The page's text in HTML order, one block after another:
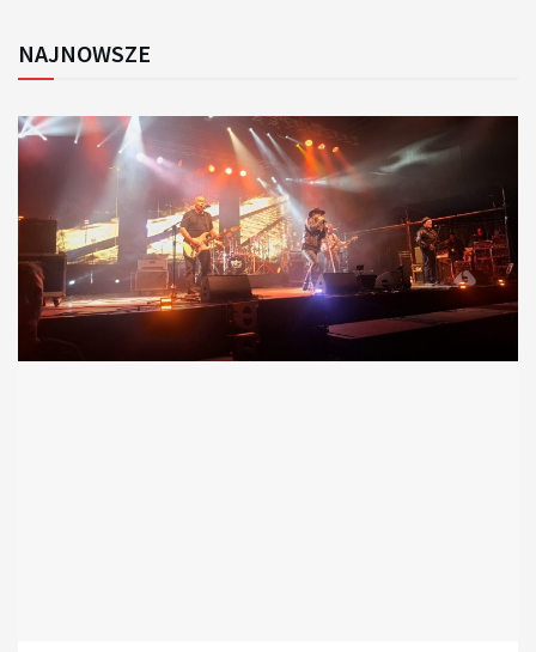
NAJNOWSZE